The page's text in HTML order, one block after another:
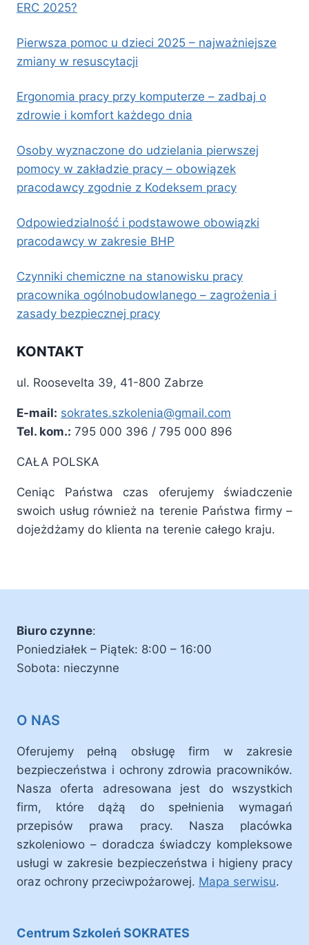
ERC 2025?
Pierwsza pomoc u dzieci 2025 – najważniejsze
zmiany w resuscytacji
Ergonomia pracy przy komputerze – zadbaj o
zdrowie i komfort każdego dnia
Osoby wyznaczone do udzielania pierwszej
pomocy w zakładzie pracy – obowiązek
pracodawcy zgodnie z Kodeksem pracy
Odpowiedzialność i podstawowe obowiązki
pracodawcy w zakresie BHP
Czynniki chemiczne na stanowisku pracy
pracownika ogólnobudowlanego – zagrożenia i
zasady bezpiecznej pracy
KONTAKT
ul. Roosevelta 39, 41-800 Zabrze
E-mail: sokrates.szkolenia@gmail.com
Tel. kom.: 795 000 396 / 795 000 896
CAŁA POLSKA
Ceniąc Państwa czas oferujemy świadczenie
swoich usług również na terenie Państwa firmy –
dojeżdżamy do klienta na terenie całego kraju.
Biuro czynne:
Poniedziałek – Piątek: 8:00 – 16:00
Sobota: nieczynne
O NAS
Oferujemy pełną obsługę firm w zakresie
bezpieczeństwa i ochrony zdrowia pracowników.
Nasza oferta adresowana jest do wszystkich
firm, które dążą do spełnienia wymagań
przepisów prawa pracy. Nasza placówka
szkoleniowo – doradcza świadczy kompleksowe
usługi w zakresie bezpieczeństwa i higieny pracy
oraz ochrony przeciwpożarowej. Mapa serwisu.
Centrum Szkoleń SOKRATES